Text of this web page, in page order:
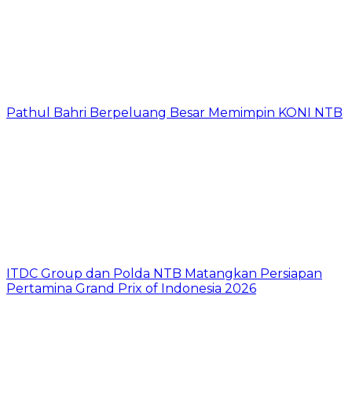
Pathul Bahri Berpeluang Besar Memimpin KONI NTB
ITDC Group dan Polda NTB Matangkan Persiapan
Pertamina Grand Prix of Indonesia 2026